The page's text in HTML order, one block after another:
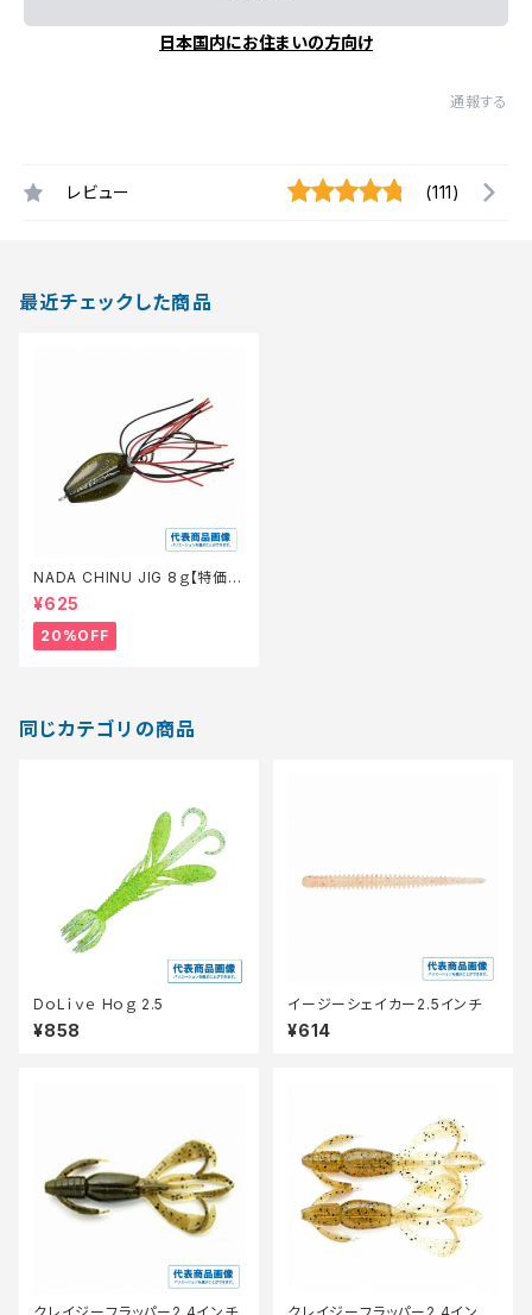
日本国内にお住まいの方向け
通報する
レビュー (111)
最近チェックした商品
NADA CHINU JIG 8ｇ【特価ル
アー】【20】
¥625
20%OFF
同じカテゴリの商品
DｏLｉｖｅ Hｏｇ 2.5
¥858
イージーシェイカー2.5インチ
¥614